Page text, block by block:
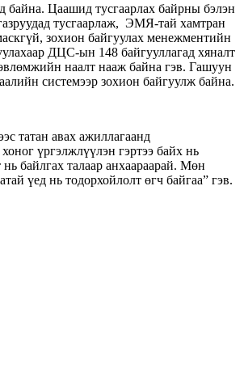
Цаашид тусгаарлах байрны бэлэн
тусгаарлаж, ЭМЯ-тай хамтран
зохион байгуулах менежментийн
ДЦС-ын 148 байгууллагад хяналт
наалт нааж байна гэв. Гашуун
системээр зохион байгуулж байна.
татан авах ажиллагаанд
үргэлжлүүлэн гэртээ байх нь
байлгах талаар анхаараарай. Мөн
үед нь тодорхойлолт өгч байгаа” гэв.